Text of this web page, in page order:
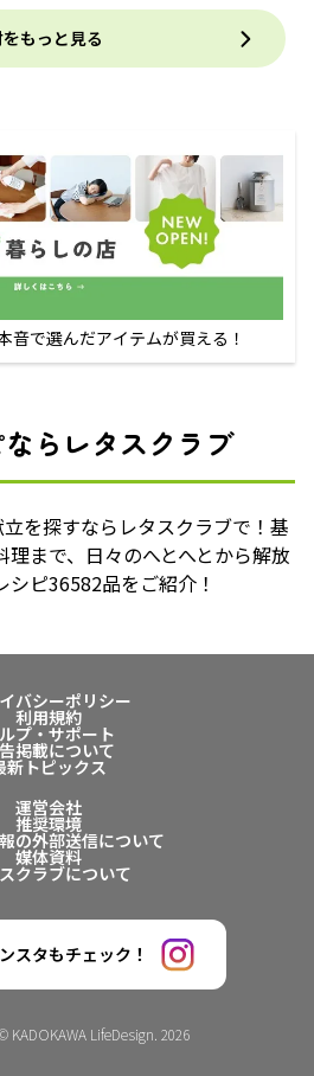
もっと見る
音で選んだアイテムが買える！
らレタスクラブ
を探すならレタスクラブで！基
まで、日々のへとへとから解放
ピ36582品をご紹介！
バシーポリシー
利用規約
プ・サポート
掲載について
新トピックス
運営会社
推奨環境
の外部送信について
媒体資料
クラブについて
スタもチェック！
KADOKAWA LifeDesign. 2026